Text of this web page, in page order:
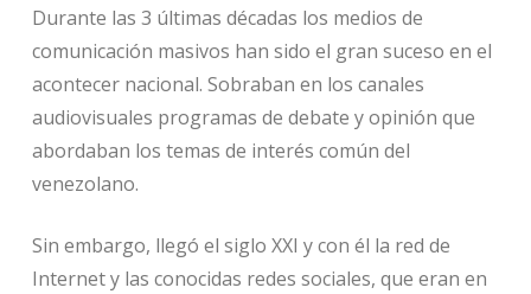
Durante las 3 últimas décadas los medios de
comunicación masivos han sido el gran suceso en el
acontecer nacional. Sobraban en los canales
audiovisuales programas de debate y opinión que
abordaban los temas de interés común del
venezolano.
Sin embargo, llegó el siglo XXI y con él la red de
Internet y las conocidas redes sociales, que eran en